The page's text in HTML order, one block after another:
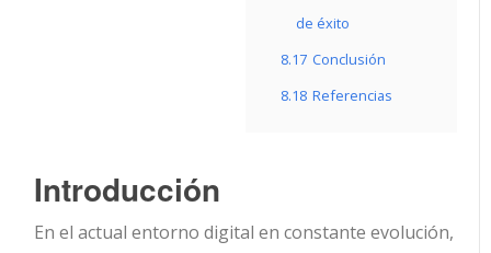
de éxito
8.17 Conclusión
8.18 Referencias
Introducción
En el actual entorno digital en constante evolución,